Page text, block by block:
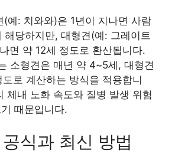
(예: 치와와)은 1년이 지나면 사람
해당하지만, 대형견(예: 그레이트
면 약 12세 정도로 환산됩니다.
소형견은 매년 약 4~5세, 대형견
로 계산하는 방식을 적용합니
체내 노화 속도와 질병 발생 위험
때문입니다.
식과 최신 방법